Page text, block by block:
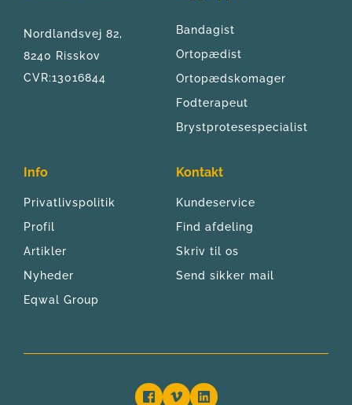
Nordlandsvej 82,
8240 Risskov
CVR:13016844
Bandagist
Ortopædist
Ortopædskomager
Fodterapeut
Brystprotesespecialist
Info
Privatlivspolitik
Profil
Artikler
Nyheder
Eqwal Group
Kontakt
Kundeservice
Find afdeling
Skriv til os
Send sikker mail